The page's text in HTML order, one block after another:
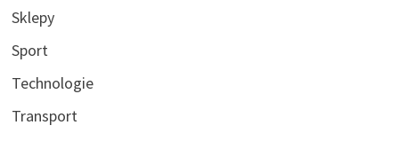
Sklepy
Sport
Technologie
Transport